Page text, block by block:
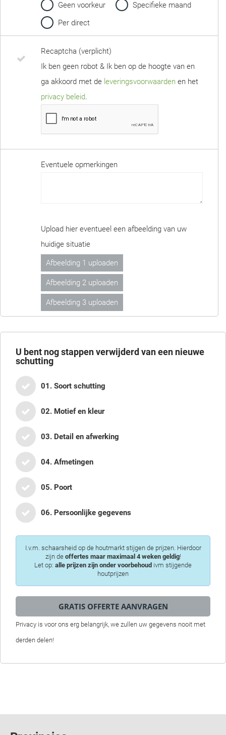
Geen voorkeur
Specifieke maand
Per direct
Recaptcha (verplicht)
Ik ben geen robot & Ik ben op de hoogte van en
ga akkoord met de leveringsvoorwaarden en het
privacy beleid.
Eventuele opmerkingen
Upload hier eventueel een afbeelding van uw
huidige situatie
Afbeelding 1 uploaden
Afbeelding 2 uploaden
Afbeelding 3 uploaden
U bent nogstappen verwijderd van een nieuwe
schutting
01. Soort schutting
02. Motief en kleur
03. Detail en afwerking
04. Afmetingen
05. Poort
06. Persoonlijke gegevens
I.v.m. schaarsheid op de houtmarkt stijgen de prijzen. Hierdoor
zijn de offertes maar maximaal 4 weken geldig!
Let op: alle prijzen zijn onder voorbehoud ivm stijgende
houtprijzen
Privacy is voor ons erg belangrijk, we zullen uw gegevens nooit met
derden delen!